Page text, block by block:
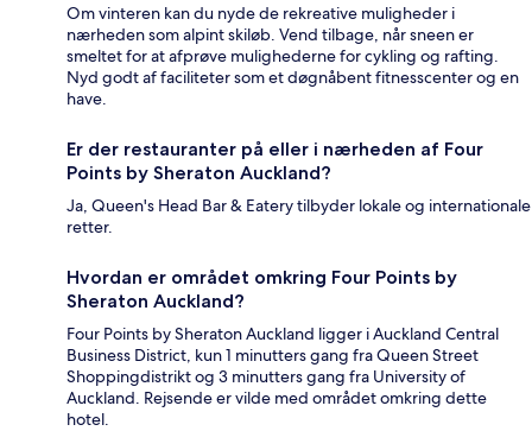
Om vinteren kan du nyde de rekreative muligheder i
nærheden som alpint skiløb. Vend tilbage, når sneen er
smeltet for at afprøve mulighederne for cykling og rafting.
Nyd godt af faciliteter som et døgnåbent fitnesscenter og en
have.
Er der restauranter på eller i nærheden af Four
Points by Sheraton Auckland?
Ja, Queen's Head Bar & Eatery tilbyder lokale og internationale
retter.
Hvordan er området omkring Four Points by
Sheraton Auckland?
Four Points by Sheraton Auckland ligger i Auckland Central
Business District, kun 1 minutters gang fra Queen Street
Shoppingdistrikt og 3 minutters gang fra University of
Auckland. Rejsende er vilde med området omkring dette
hotel.